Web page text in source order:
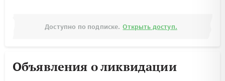
Доступно по подписке. Открыть доступ.
Объявления о ликвидации